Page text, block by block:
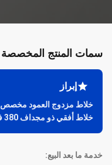
سمات المنتج المخصصة
إبراز
خلاط مزدوج العمود مخصص
خلاط أفقي ذو مجداف 380 فولت
خدمة ما بعد البيع: